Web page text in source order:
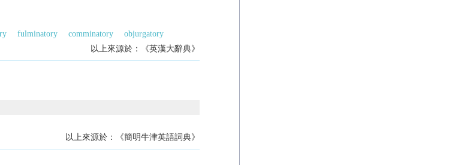
fulminatory comminatory
objurgatory
以上來源於：《英漢大辭典》
以上來源於：《簡明牛津英語詞典》